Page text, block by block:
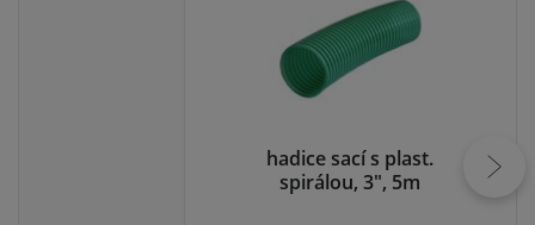
hadice sací s plast.
spirálou, 3", 5m